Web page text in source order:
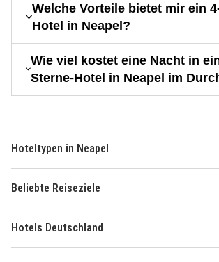
Welche Vorteile bietet mir ein
Hotel in Neapel?
Wie viel kostet eine Nacht in
Sterne-Hotel in Neapel im
Hoteltypen in Neapel
Beliebte Reiseziele
Hotels Deutschland